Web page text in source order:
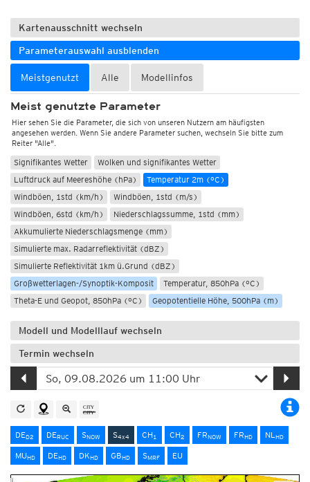
Kartenausschnitt wechseln
Parameterauswahl ausblenden
Meistgenutzt Alle Modellinfos
Meist genutzte Parameter
Hier sehen Sie die Parameter, die sich von unseren Nutzern am häufigsten
angesehen werden. Wenn Sie andere Parameter suchen, wechseln Sie bitte zum
Reiter "Alle".
Signifikantes Wetter
Wolken und signifikantes Wetter
Luftdruck auf Meereshöhe (hPa)
Temperatur 2m (°C)
Windböen, 1std (km/h)
Windböen, 1std (m/s)
Windböen, 6std (km/h)
Niederschlagssumme, 1std (mm)
Akkumulierte Niederschlagsmenge (mm)
Simulierte max. Radarreflektivität (dBZ)
Simulierte Reflektivität 1km ü.Grund (dBZ)
Großwetterlagen-/Synoptik-Komposit
Temperatur, 850hPa (°C)
Theta-E und Geopot, 850hPa (°C)
Geopotentielle Höhe, 500hPa (m)
Modell und Modelllauf wechseln
Termin wechseln
DED2 DERUC SNOW S4x4 CH1 CH2 FRNOW FRHD NLHD
MUHD DEHD DKHD GBHD SMRF EU